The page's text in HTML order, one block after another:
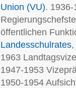
Union (VU).
öffentlichen
Landesschulrates
1963
1947-1953
1950-1954